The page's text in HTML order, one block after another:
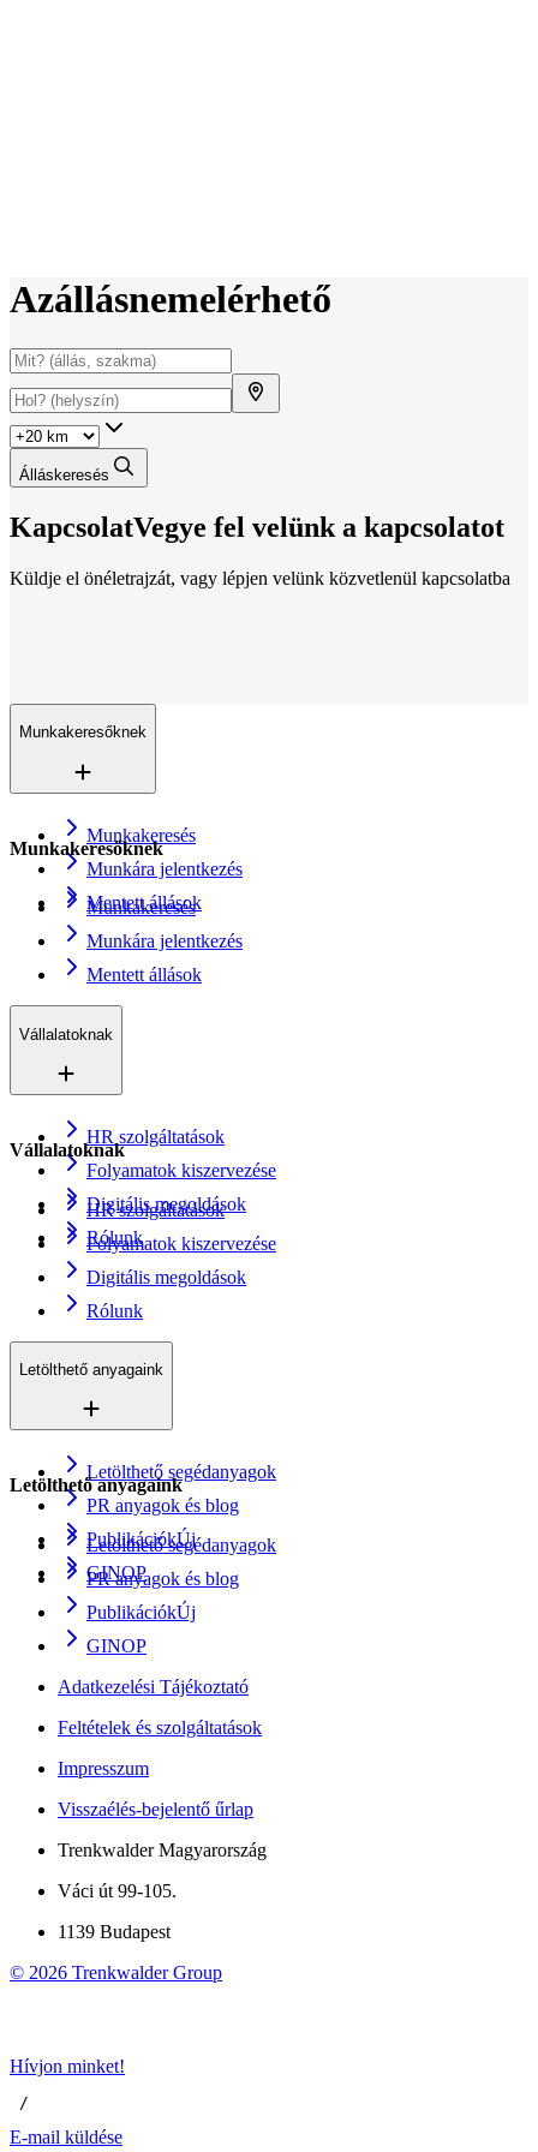
Azállásnemelérhető
Álláskeresés
KapcsolatVegye fel velünk a kapcsolatot
Küldje el önéletrajzát, vagy lépjen velünk közvetlenül kapcsolatba
Munkakeresőknek
Munkakeresés
Munkára jelentkezés
Mentett állások
Munkakeresőknek
Munkakeresés
Munkára jelentkezés
Mentett állások
Vállalatoknak
HR szolgáltatások
Folyamatok kiszervezése
Digitális megoldások
Rólunk
Vállalatoknak
HR szolgáltatások
Folyamatok kiszervezése
Digitális megoldások
Rólunk
Letölthető anyagaink
Letölthető segédanyagok
PR anyagok és blog
PublikációkÚj
GINOP
Letölthető anyagaink
Letölthető segédanyagok
PR anyagok és blog
PublikációkÚj
GINOP
Adatkezelési Tájékoztató
Feltételek és szolgáltatások
Impresszum
Visszaélés-bejelentő űrlap
Trenkwalder Magyarország
Váci út 99-105.
1139 Budapest
© 2026 Trenkwalder Group
Hívjon minket!
/
E-mail küldése